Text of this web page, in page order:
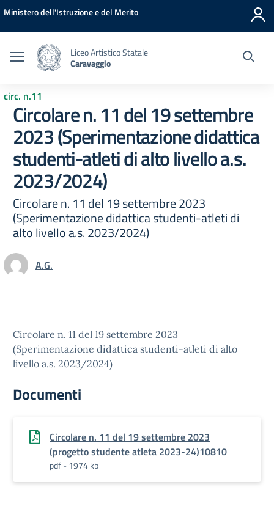
Vai ai contenuti
Vai al menu di navigazione
Vai al footer
Ministero dell'Istruzione e del Merito
Liceo Artistico Statale
Caravaggio
circ. n.11
Circolare n. 11 del 19 settembre
2023 (Sperimentazione didattica
studenti-atleti di alto livello a.s.
2023/2024)
Circolare n. 11 del 19 settembre 2023
(Sperimentazione didattica studenti-atleti di
alto livello a.s. 2023/2024)
A.G.
Circolare n. 11 del 19 settembre 2023
(Sperimentazione didattica studenti-atleti di alto
livello a.s. 2023/2024)
Documenti
Circolare n. 11 del 19 settembre 2023
(progetto studente atleta 2023-24)10810
pdf - 1974 kb